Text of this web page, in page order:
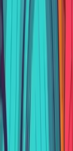
acciones
un
asi.
de